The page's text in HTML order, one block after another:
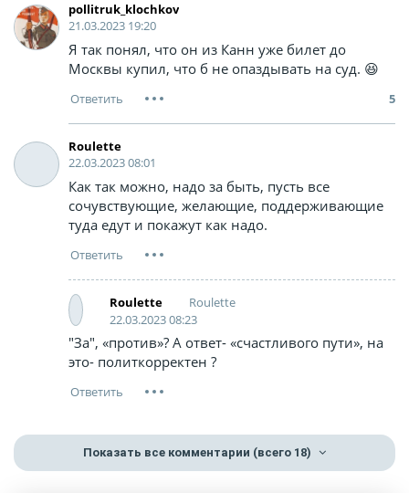
pollitruk_klochkov
21.03.2023 19:20
Я так понял, что он из Канн уже билет до
Москвы купил, что б не опаздывать на суд. 😆
5
Roulette
22.03.2023 08:01
Как так можно, надо за быть, пусть все
сочувствующие, желающие, поддерживающие
туда едут и покажут как надо.
Roulette
Roulette
22.03.2023 08:23
"За", «против»? А ответ- «счастливого пути», на
это- политкорректен ?
Показать все комментарии (всего 18)